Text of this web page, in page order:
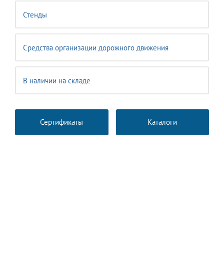
Стенды
Средства организации дорожного движения
В наличии на складе
Сертификаты Каталоги